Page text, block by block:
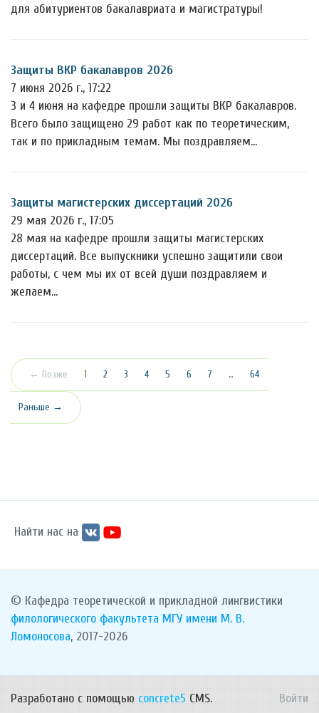
для абитуриентов бакалавриата и магистратуры!
Защиты ВКР бакалавров 2026
7 июня 2026 г., 17:22
3 и 4 июня на кафедре прошли защиты ВКР бакалавров.
Всего было защищено 29 работ как по теоретическим,
так и по прикладным темам. Мы поздравляем…
Защиты магистерских диссертаций 2026
29 мая 2026 г., 17:05
28 мая на кафедре прошли защиты магистерских
диссертаций. Все выпускники успешно защитили свои
работы, с чем мы их от всей души поздравляем и
желаем…
← Позже 1 (текущая)
2 3 4 5 6 7 … 64
Раньше →
Найти нас на
© Кафедра теоретической и прикладной лингвистики
филологического факультета МГУ имени М. В.
Ломоносова, 2017-2026
Разработано с помощью concrete5 CMS. Войти